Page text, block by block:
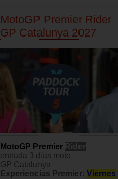
MotoGP Premier Rider
GP Catalunya 2027
MotoGP Premier Rider
entrada 3 días moto
GP Catalunya
Experiencias Premier: Viernes